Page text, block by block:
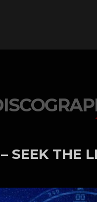
SEEK THE